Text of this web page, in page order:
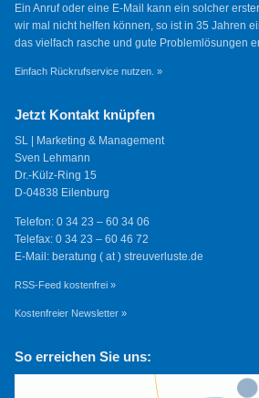
Ein Anruf oder eine E-Mail kann ein solcher
wir mal nicht helfen können, so ist in 35 Jahren
das vielfach rasche und gute Problemlösungen
Einfach Rückrufservice nutzen. »
Jetzt Kontakt knüpfen
SL | Marketing & Management
Sven Lehmann
Dr.-Külz-Ring 15
D-04838 Eilenburg
Telefon: 0 34 23 – 60 34 06
Telefax: 0 34 23 – 60 46 72
E-Mail: beratung ( at ) streuverluste.de
RSS-Feed kostenfrei »
Kostenfreier Newsletter »
So erreichen Sie uns: